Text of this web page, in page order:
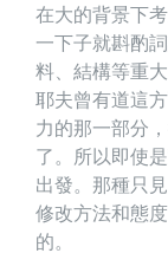
在大的背景下
一下子就斟酌
料、結構等重
耶夫曾有道這
力的那一部分
了。所以即使
出發。那種只
修改方法和態
的。